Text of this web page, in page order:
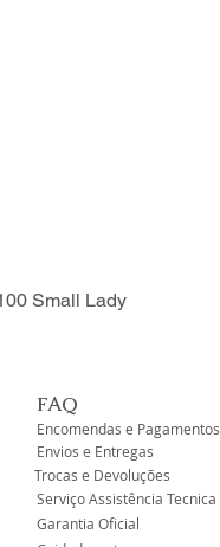
Small Lady
FAQ
Encomendas e Pagamentos
Envios e Entregas
Trocas e Devoluções
Serviço Assistência Tecnica
Garantia Oficial